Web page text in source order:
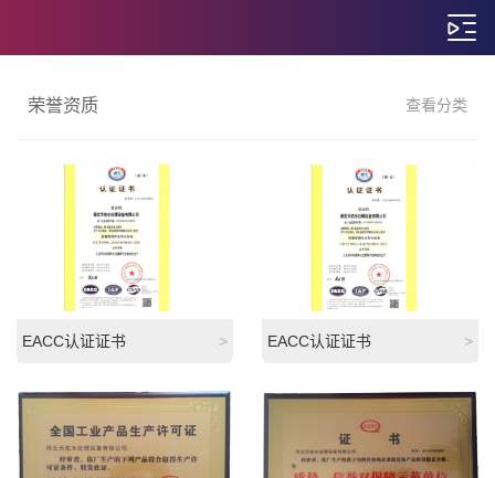
荣誉资质 查看分类
EACC认证证书 > EACC认证证书 >